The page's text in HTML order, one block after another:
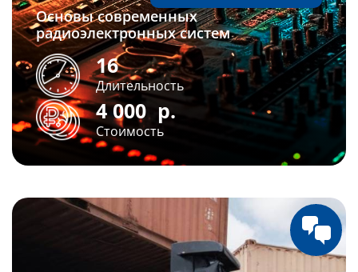
Основы современных
радиоэлектронных систем
16
Длительность
4 000 р.
Стоимость